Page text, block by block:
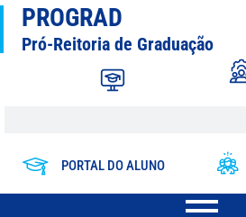
PROGRAD
Pró-Reitoria de Graduação
PORTAL DO ALUNO